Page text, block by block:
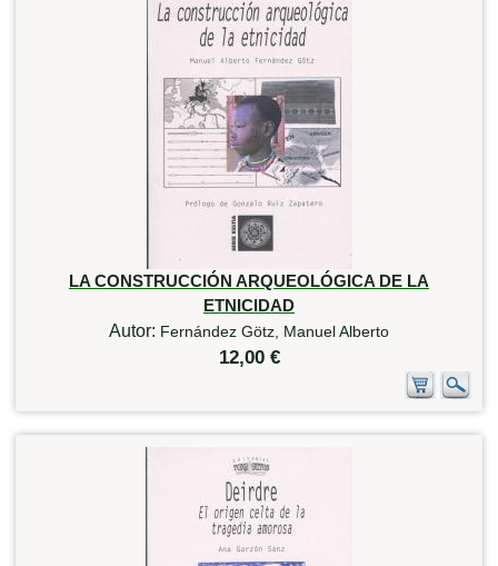
LA CONSTRUCCIÓN ARQUEOLÓGICA DE LA
ETNICIDAD
Autor: Fernández Götz, Manuel Alberto
12,00 €